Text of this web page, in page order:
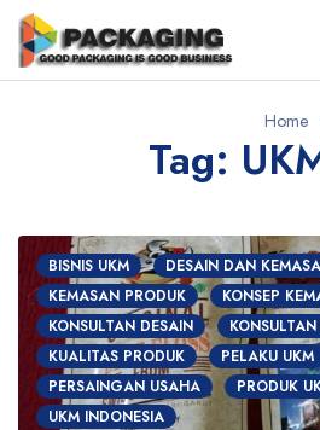
Home
Tag:
BISNIS UKM
DESAIN DAN
KEMASAN PRODUK
KONSEP
KONSULTAN DESAIN
KUALITAS PRODUK
PELAKU UKM
PERSAINGAN USAHA
PRODUK
UKM INDONESIA